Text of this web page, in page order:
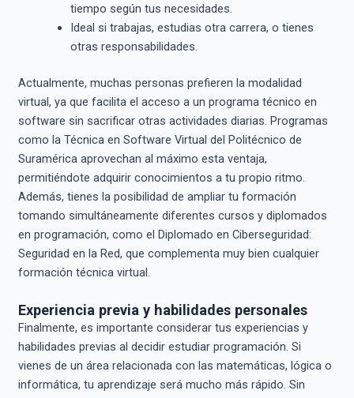
tiempo según tus necesidades.
Ideal si trabajas, estudias otra carrera, o tienes
otras responsabilidades.
Actualmente, muchas personas prefieren la modalidad
virtual, ya que facilita el acceso a un programa técnico en
software sin sacrificar otras actividades diarias. Programas
como la Técnica en Software Virtual del Politécnico de
Suramérica aprovechan al máximo esta ventaja,
permitiéndote adquirir conocimientos a tu propio ritmo.
Además, tienes la posibilidad de ampliar tu formación
tomando simultáneamente diferentes cursos y diplomados
en programación, como el Diplomado en Ciberseguridad:
Seguridad en la Red, que complementa muy bien cualquier
formación técnica virtual.
Experiencia previa y habilidades personales
Finalmente, es importante considerar tus experiencias y
habilidades previas al decidir estudiar programación. Si
vienes de un área relacionada con las matemáticas, lógica o
informática, tu aprendizaje será mucho más rápido. Sin